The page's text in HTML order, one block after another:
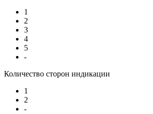
1
2
3
4
5
-
Количество сторон индикации
1
2
-